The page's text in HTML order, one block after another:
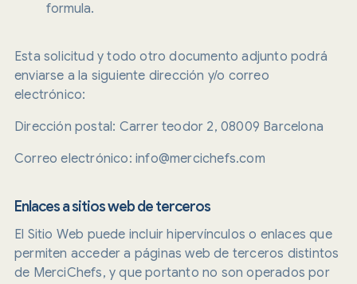
formula.
Esta solicitud y todo otro documento adjunto podrá
enviarse a la siguiente dirección y/o correo
electrónico:
Dirección postal: Carrer teodor 2, 08009 Barcelona
Correo electrónico: info@mercichefs.com
Enlaces a sitios web de terceros
El Sitio Web puede incluir hipervínculos o enlaces que
permiten acceder a páginas web de terceros distintos
de MerciChefs, y que portanto no son operados por